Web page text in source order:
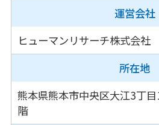
運営会社
ヒューマンリサーチ株式会社
所在地
熊本県熊本市中央区大江3丁
階